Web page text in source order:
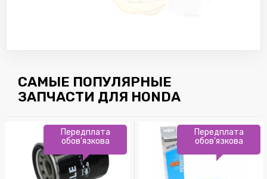
САМЫЕ ПОПУЛЯРНЫЕ
ЗАПЧАСТИ ДЛЯ HONDA
Передплата
обов'язкова
Передплата
обов'язкова